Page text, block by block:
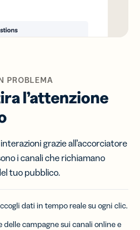
PROBLEMA
l’attenzione
grazie all’accorciatore
i canali che richiamano
tuo pubblico.
dati in tempo reale su ogni clic.
campagne sui canali online e